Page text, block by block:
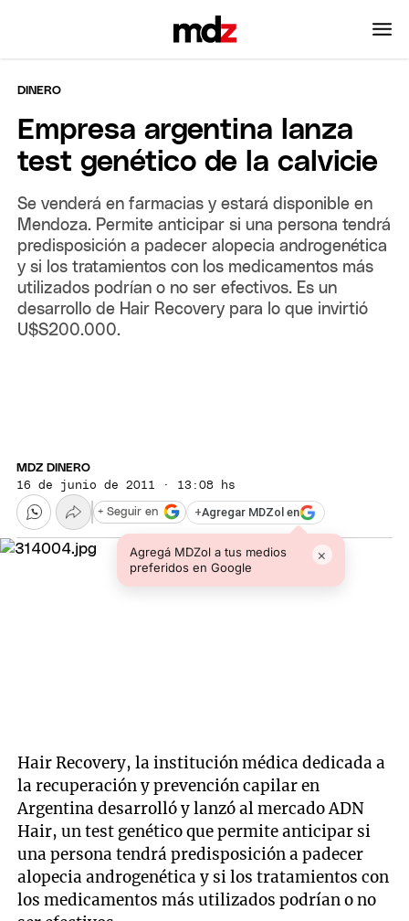
DINERO
Empresa argentina lanza
test genético de la calvicie
Se venderá en farmacias y estará disponible en
Mendoza. Permite anticipar si una persona tendrá
predisposición a padecer alopecia androgenética
y si los tratamientos con los medicamentos más
utilizados podrían o no ser efectivos. Es un
desarrollo de Hair Recovery para lo que invirtió
U$S200.000.
MDZ DINERO
16 de junio de 2011 · 13:08 hs
+Agregar MDZol en
Agregá MDZol a tus medios
preferidos en Google
×
+ Seguir en
Hair Recovery, la institución médica dedicada a
la recuperación y prevención capilar en
Argentina desarrolló y lanzó al mercado ADN
Hair, un test genético que permite anticipar si
una persona tendrá predisposición a padecer
alopecia androgenética y si los tratamientos con
los medicamentos más utilizados podrían o no